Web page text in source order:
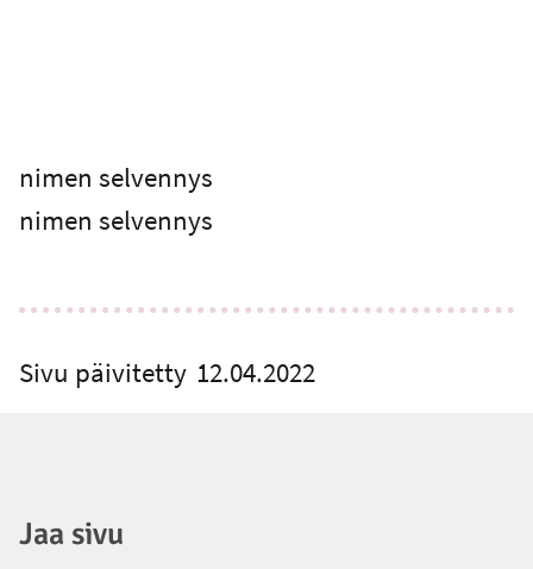
nimen selvennys
nimen selvennys
Sivu päivitetty 12.04.2022
Jaa sivu